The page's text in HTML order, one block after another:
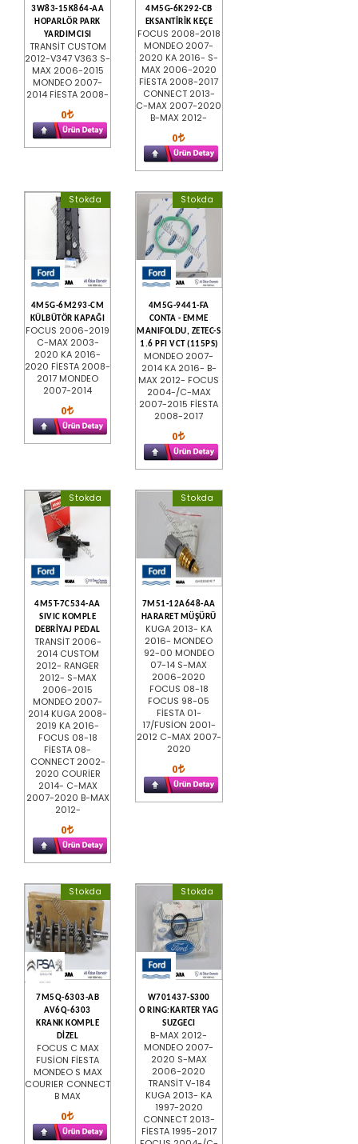
3W83-15K864-AA
HOPARLÖR PARK
YARDIMCISI
TRANSİT CUSTOM
2012-V347 V363 S-
MAX 2006-2015
MONDEO 2007-
2014 FİESTA 2008-
0
4M5G-6K292-CB
EKSANTİRİK KEÇE
FOCUS 2008-2018
MONDEO 2007-
2020 KA 2016- S-
MAX 2006-2020
FİESTA 2008-2017
CONNECT 2013-
C-MAX 2007-2020
B-MAX 2012-
0
Stokda
4M5G-6M293-CM
KÜLBÜTÖR KAPAĞI
FOCUS 2006-2019
C-MAX 2003-
2020 KA 2016-
2020 FİESTA 2008-
2017 MONDEO
2007-2014
0
Stokda
4M5G-9441-FA
CONTA - EMME
MANIFOLDU, ZETEC-S
1.6 PFI VCT (115PS)
MONDEO 2007-
2014 KA 2016- B-
MAX 2012- FOCUS
2004-/C-MAX
2007-2015 FİESTA
2008-2017
0
Stokda
4M5T-7C534-AA
SIVIC KOMPLE
DEBRİYAJ PEDAL
TRANSİT 2006-
2014 CUSTOM
2012- RANGER
2012- S-MAX
2006-2015
MONDEO 2007-
2014 KUGA 2008-
2019 KA 2016-
FOCUS 08-18
FİESTA 08-
CONNECT 2002-
2020 COURİER
2014- C-MAX
2007-2020 B-MAX
2012-
0
Stokda
7M51-12A648-AA
HARARET MÜŞÜRÜ
KUGA 2013- KA
2016- MONDEO
92-00 MONDEO
07-14 S-MAX
2006-2020
FOCUS 08-18
FOCUS 98-05
FİESTA 01-
17/FUSİON 2001-
2012 C-MAX 2007-
2020
0
Stokda
7M5Q-6303-AB
AV6Q-6303
KRANK KOMPLE
DİZEL
FOCUS C MAX
FUSİON FİESTA
MONDEO S MAX
COURIER CONNECT
B MAX
0
Stokda
W701437-S300
O RING:KARTER YAG
SUZGECI
B-MAX 2012-
MONDEO 2007-
2020 S-MAX
2006-2020
TRANSİT V-184
KUGA 2013- KA
1997-2020
CONNECT 2013-
FİESTA 1995-2017